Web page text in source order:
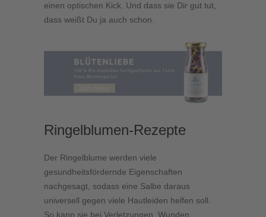
einen optischen Kick. Und dass sie Dir gut tut,
dass weißt Du ja auch schon.
Ringelblumen-Rezepte
Der Ringelblume werden viele
gesundheitsfördernde Eigenschaften
nachgesagt, sodass eine Salbe daraus
universell gegen viele Hautleiden helfen soll.
So kann sie bei Verletzungen, Wunden,